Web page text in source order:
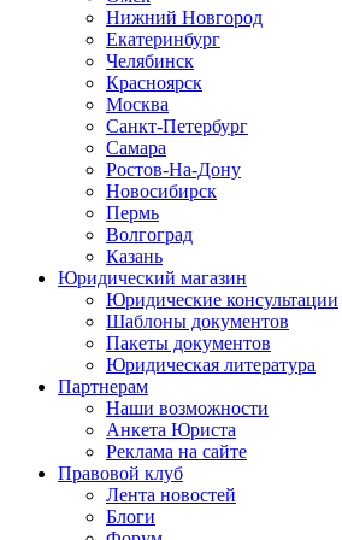
Нижний Новгород
Екатеринбург
Челябинск
Красноярск
Москва
Санкт-Петербург
Самара
Ростов-На-Дону
Новосибирск
Пермь
Волгоград
Казань
Юридический магазин
Юридические консультации
Шаблоны документов
Пакеты документов
Юридическая литература
Партнерам
Наши возможности
Анкета Юриста
Реклама на сайте
Правовой клуб
Лента новостей
Блоги